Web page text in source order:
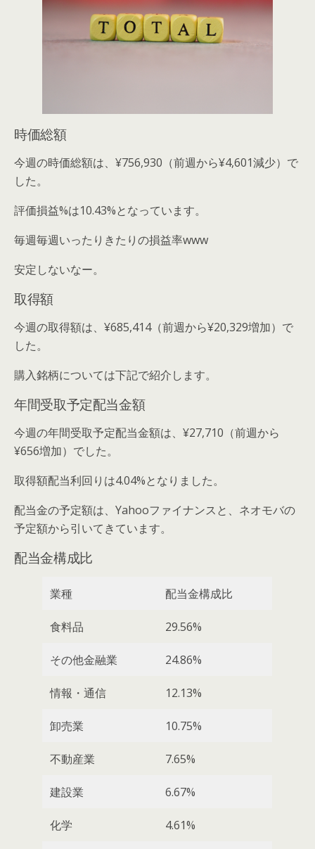
時価総額
今週の時価総額は、¥756,930（前週から¥4,601減少）で
した。
評価損益%は10.43%となっています。
毎週毎週いったりきたりの損益率www
安定しないなー。
取得額
今週の取得額は、¥685,414（前週から¥20,329増加）で
した。
購入銘柄については下記で紹介します。
年間受取予定配当金額
今週の年間受取予定配当金額は、¥27,710（前週から
¥656増加）でした。
取得額配当利回りは4.04%となりました。
配当金の予定額は、Yahooファイナンスと、ネオモバの
予定額から引いてきています。
配当金構成比
業種 配当金構成比
食料品 29.56%
その他金融業 24.86%
情報・通信 12.13%
卸売業 10.75%
不動産業 7.65%
建設業 6.67%
化学 4.61%